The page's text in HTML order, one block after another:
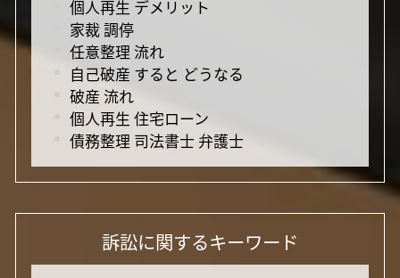
個人再生 デメリット
家裁 調停
任意整理 流れ
自己破産 すると どうなる
破産 流れ
個人再生 住宅ローン
債務整理 司法書士 弁護士
訴訟に関するキーワード